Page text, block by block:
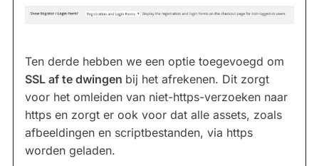
Ten derde hebben we een optie toegevoegd om
SSL af te dwingen bij het afrekenen. Dit zorgt
voor het omleiden van niet-https-verzoeken naar
https en zorgt er ook voor dat alle assets, zoals
afbeeldingen en scriptbestanden, via https
worden geladen.